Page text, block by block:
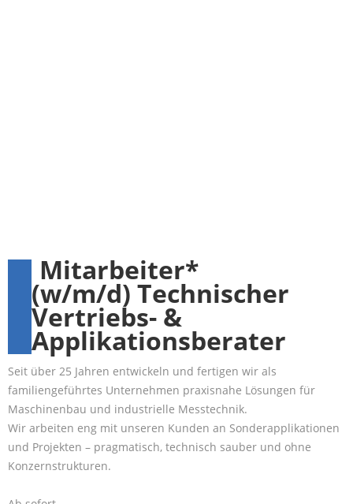
Mitarbeiter*
(w/m/d) Technischer
Vertriebs- &
Applikationsberater
Seit über 25 Jahren entwickeln und fertigen wir als
familiengeführtes Unternehmen praxisnahe Lösungen für
Maschinenbau und industrielle Messtechnik.
Wir arbeiten eng mit unseren Kunden an Sonderapplikationen
und Projekten – pragmatisch, technisch sauber und ohne
Konzernstrukturen.